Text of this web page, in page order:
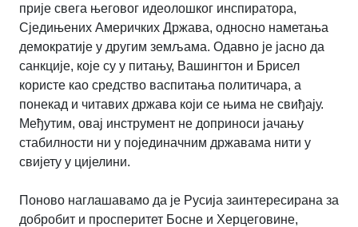
прије свега његовог идеолошког инспиратора,
Сједињених Америчких Држава, односно наметања
демократије у другим земљама. Одавно је јасно да
санкције, које су у питању, Вашингтон и Брисел
користе као средство васпитања политичара, а
понекад и читавих држава који се њима не свиђају.
Међутим, овај инструмент не доприноси јачању
стабилности ни у појединачним државама нити у
свијету у цијелини.
Поново наглашавамо да је Русија заинтересирана за
добробит и просперитет Босне и Херцеговине,